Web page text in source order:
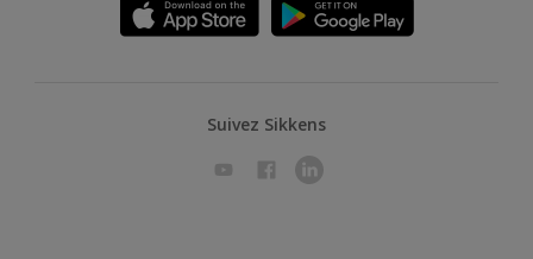
Suivez Sikkens